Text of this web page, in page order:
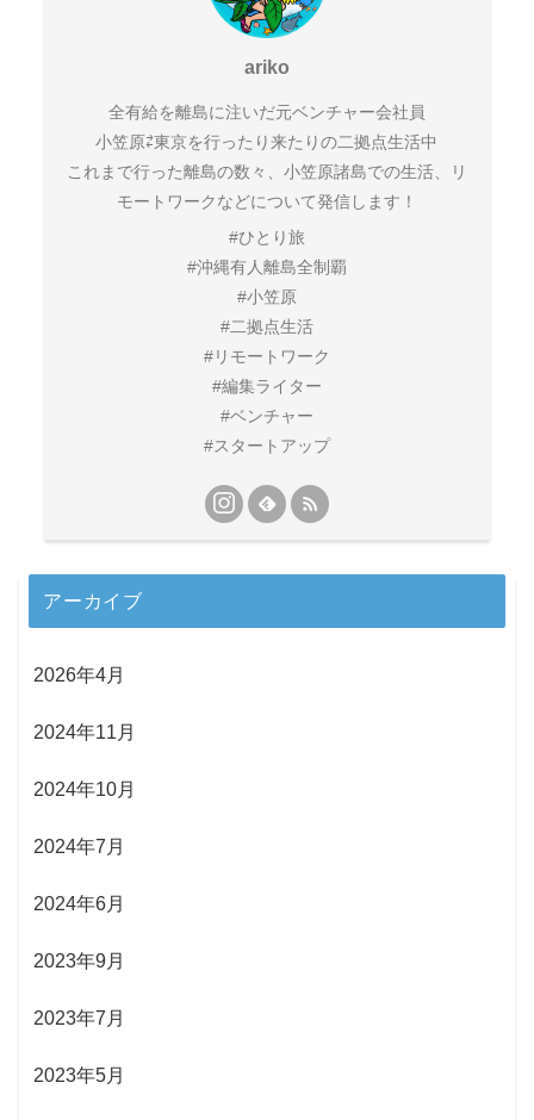
ariko
全有給を離島に注いだ元ベンチャー会社員
小笠原⇄東京を行ったり来たりの二拠点生活中
これまで行った離島の数々、小笠原諸島での生活、リ
モートワークなどについて発信します！
#ひとり旅
#沖縄有人離島全制覇
#小笠原
#二拠点生活
#リモートワーク
#編集ライター
#ベンチャー
#スタートアップ
アーカイブ
2026年4月
2024年11月
2024年10月
2024年7月
2024年6月
2023年9月
2023年7月
2023年5月